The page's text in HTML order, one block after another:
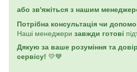
або зв'яжіться з нашим
Потрібна консультація чи
Наші менеджери завжди готові
Дякую за ваше розуміння та
сервісу! 💛💙